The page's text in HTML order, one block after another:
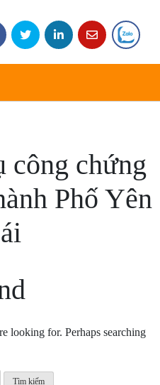
công chứng
Phố Yên
looking for. Perhaps searching